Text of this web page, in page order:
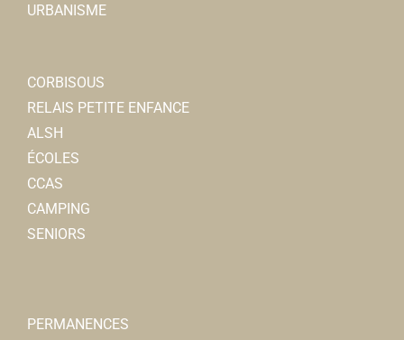
URBANISME
CORBISOUS
RELAIS PETITE ENFANCE
ALSH
ÉCOLES
CCAS
CAMPING
SENIORS
PERMANENCES